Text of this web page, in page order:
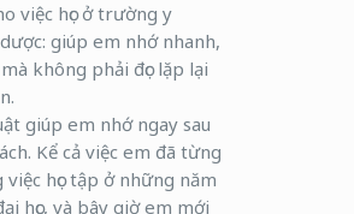
việc học ở trường y
giúp em nhớ nhanh,
không phải đọc lặp lại
giúp em nhớ ngay sau
Kể cả việc em đã từng
việc học tập ở những năm
học, và bây giờ em mới